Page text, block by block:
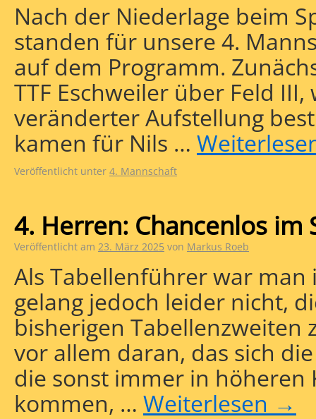
Nach der Niederlage beim
standen für unsere 4.
auf dem Programm.
TTF Eschweiler über Feld
veränderter Aufstellung
kamen für Nils …
Veröffentlicht unter 4. Mannschaft
4. Herren: Chancenlos im
Veröffentlicht am 23. März 2025 von Markus Roeb
Als Tabellenführer war man
gelang jedoch leider nicht,
bisherigen Tabellenzweiten
vor allem daran, das sich
die sonst immer in höheren
kommen, … Weiterlesen →